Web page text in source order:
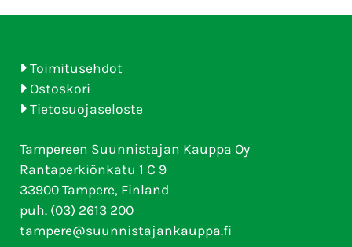
Toimitusehdot
Ostoskori
Tietosuojaseloste
Tampereen Suunnistajan Kauppa Oy
Rantaperkiönkatu 1 C 9
33900 Tampere, Finland
puh. (03) 2613 200
tampere@suunnistajankauppa.fi